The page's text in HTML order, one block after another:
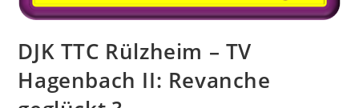
DJK TTC Rülzheim – TV
Hagenbach II: Revanche